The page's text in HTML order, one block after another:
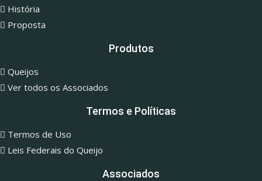
História
Proposta
Produtos
Queijos
Ver todos os Associados
Termos e Políticas
Termos de Uso
Leis Federais do Queijo
Associados